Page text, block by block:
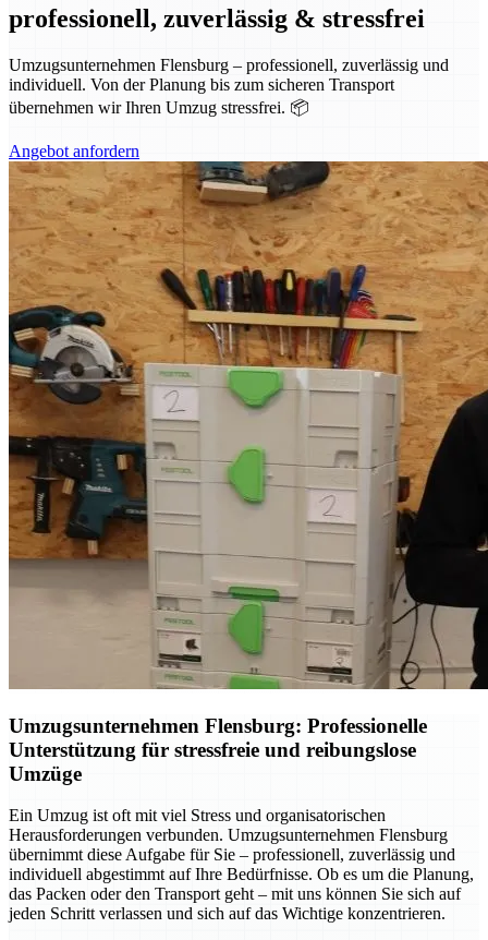
professionell, zuverlässig & stressfrei
Umzugsunternehmen Flensburg – professionell, zuverlässig und
individuell. Von der Planung bis zum sicheren Transport
übernehmen wir Ihren Umzug stressfrei. 📦
Angebot anfordern
Umzugsunternehmen Flensburg: Professionelle
Unterstützung für stressfreie und reibungslose
Umzüge
Ein Umzug ist oft mit viel Stress und organisatorischen
Herausforderungen verbunden. Umzugsunternehmen Flensburg
übernimmt diese Aufgabe für Sie – professionell, zuverlässig und
individuell abgestimmt auf Ihre Bedürfnisse. Ob es um die Planung,
das Packen oder den Transport geht – mit uns können Sie sich auf
jeden Schritt verlassen und sich auf das Wichtige konzentrieren.